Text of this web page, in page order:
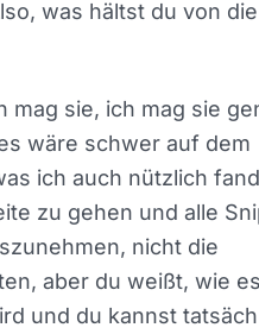
was es geschrieben
uns. Traumurlaub wird
wartet. Also, was hältst
mag sie, ich mag sie
wäre schwer auf dem
ich auch nützlich
zu gehen und alle